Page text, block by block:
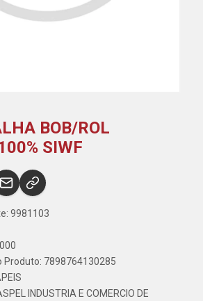
BOB/ROL
SIWF
9981103
Produto: 7898764130285
INDUSTRIA E COMERCIO DE